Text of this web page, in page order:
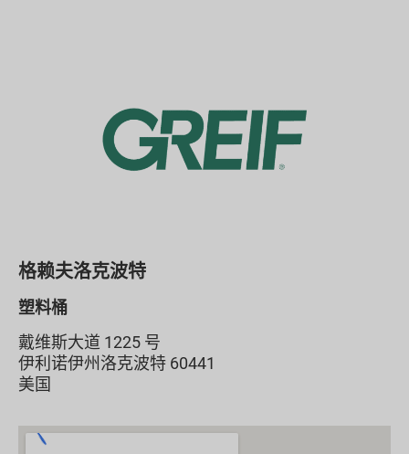
格赖夫洛克波特
塑料桶
戴维斯大道 1225 号
伊利诺伊州洛克波特 60441
美国